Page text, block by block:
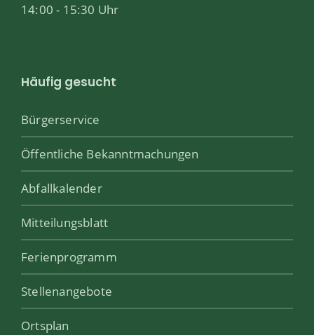
14:00 - 15:30 Uhr
Häufig gesucht
Bürgerservice
Öffentliche Bekanntmachungen
Abfallkalender
Mitteilungsblatt
Ferienprogramm
Stellenangebote
Ortsplan